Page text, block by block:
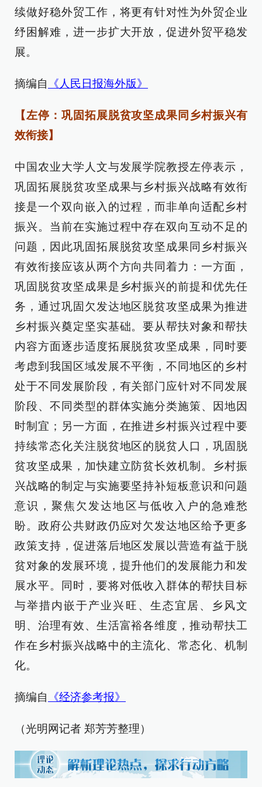
续做好稳外贸工作，将更有针对性为外贸企业
纾困解难，进一步扩大开放，促进外贸平稳发
展。
摘编自 《人民日报海外版》
【左停：巩固拓展脱贫攻坚成果同乡村振兴有
效衔接】
中国农业大学人文与发展学院教授左停表示，
巩固拓展脱贫攻坚成果与乡村振兴战略有效衔
接是一个双向嵌入的过程，而非单向适配乡村
振兴。当前在实施过程中存在双向互动不足的
问题，因此巩固拓展脱贫攻坚成果同乡村振兴
有效衔接应该从两个方向共同着力：一方面，
巩固脱贫攻坚成果是乡村振兴的前提和优先任
务，通过巩固欠发达地区脱贫攻坚成果为推进
乡村振兴奠定坚实基础。要从帮扶对象和帮扶
内容方面逐步适度拓展脱贫攻坚成果，同时要
考虑到我国区域发展不平衡，不同地区的乡村
处于不同发展阶段，有关部门应针对不同发展
阶段、不同类型的群体实施分类施策、因地因
时制宜；另一方面，在推进乡村振兴过程中要
持续常态化关注脱贫地区的脱贫人口，巩固脱
贫攻坚成果，加快建立防贫长效机制。乡村振
兴战略的制定与实施要坚持补短板意识和问题
意识，聚焦欠发达地区与低收入户的急难愁
盼。政府公共财政仍应对欠发达地区给予更多
政策支持，促进落后地区发展以营造有益于脱
贫对象的发展环境，提升他们的发展能力和发
展水平。同时，要将对低收入群体的帮扶目标
与举措内嵌于产业兴旺、生态宜居、乡风文
明、治理有效、生活富裕各维度，推动帮扶工
作在乡村振兴战略中的主流化、常态化、机制
化。
摘编自 《经济参考报》
（光明网记者 郑芳芳整理）